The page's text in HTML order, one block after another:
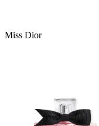
Miss Dior